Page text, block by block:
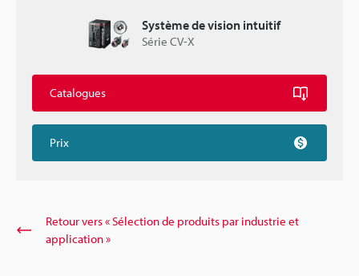
Système de vision intuitif
Série CV-X
Catalogues
Prix
Retour vers « Sélection de produits par industrie et
application »